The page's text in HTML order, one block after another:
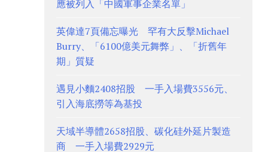
應被列入「中國軍事企業名單」
英偉達7頁備忘曝光 罕有大反擊Michael
Burry、「6100億美元舞弊」、「折舊年
期」質疑
遇見小麵2408招股 一手入場費3556元、
引入海底撈等為基投
天域半導體2658招股、碳化硅外延片製造
商 一手入場費2929元